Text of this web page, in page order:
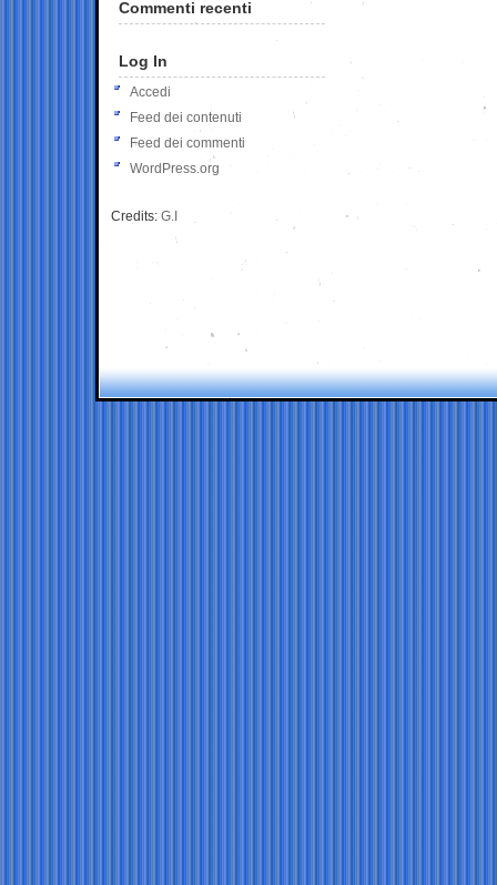
Commenti recenti
Log In
Accedi
Feed dei contenuti
Feed dei commenti
WordPress.org
Credits: G.I